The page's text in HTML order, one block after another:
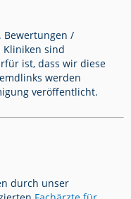
Bewertungen /
Kliniken sind
ist, dass wir diese
werden
veröffentlicht.
durch unser